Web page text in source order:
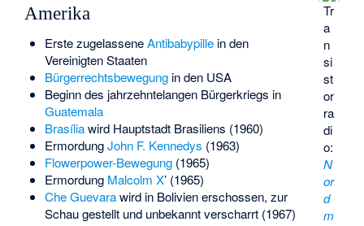
Tr
a
n
si
st
or
ra
di
o:
N
or
d
m
Amerika
Erste zugelasseneAntibabypillein den
Vereinigten Staaten
Bürgerrechtsbewegungin den USA
Beginn des jahrzehntelangen Bürgerkriegs in
Guatemala
Brasíliawird Hauptstadt Brasiliens (1960)
ErmordungJohn F. Kennedys (1963)
Flowerpower-Bewegung(1965)
Ermordung Malcolm X’ (1965)
Che Guevarawird in Bolivien erschossen, zur
Schau gestellt und unbekannt verscharrt (1967)